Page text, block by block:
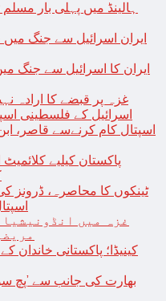
ہالینڈ میں پہلی بار
ایران اسرائیل سے جنگ
ایران کا اسرائیل سے جنگ
غزہ پر قبضے کا ارادہ
اسرائیل کے فلسطینی
اسپتال کام کرنےسے قاصر،
پاکستان کیلیے
ٹینکوں کا محاصرہ، ڈرونز
غزہ میں
بھارت کی جانب سے ’پچ